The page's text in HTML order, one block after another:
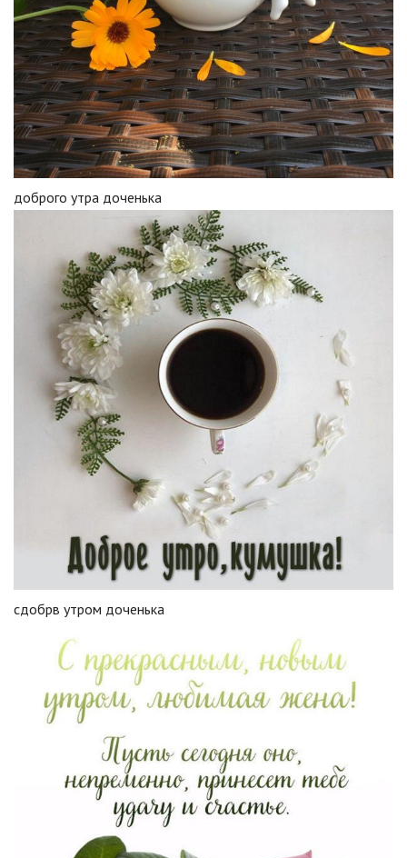
доброго утра доченька
сдобрв утром доченька